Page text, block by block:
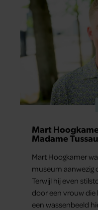
Mart
Madame
Mart Hoogkamer
museum aanwezig
Terwijl hij even
door een vrouw
een wassenbeeld